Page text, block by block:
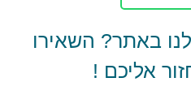
באתר? השאירו
אליכם !